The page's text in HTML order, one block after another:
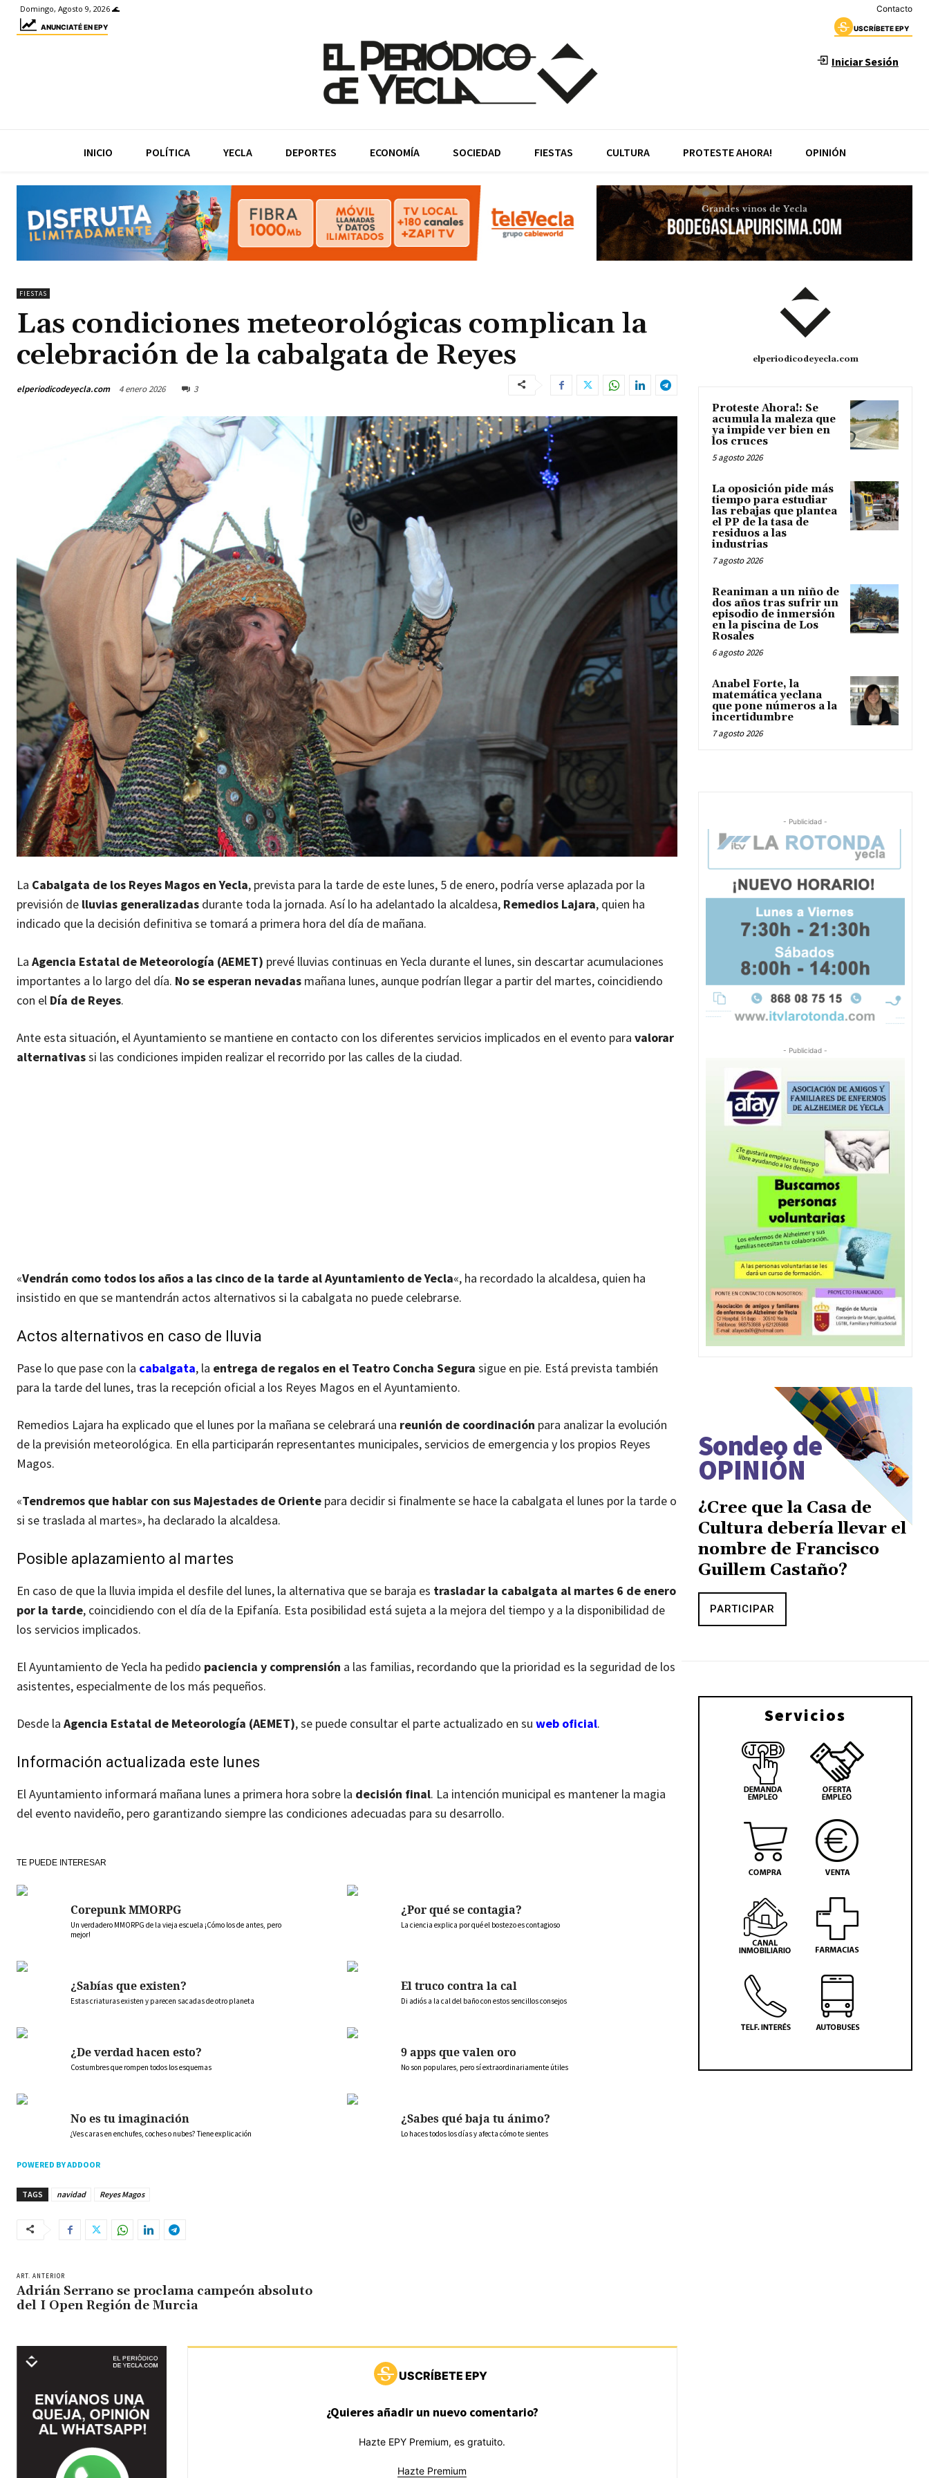
Domingo, Agosto 9, 2026 🌊 Contacto
ANUNCIATÉ EN EPY USCRÍBETE EPY
Iniciar Sesión
INICIO POLÍTICA YECLA DEPORTES ECONOMÍA SOCIEDAD FIESTAS CULTURA PROTESTE AHORA! OPINIÓN
FIESTAS
Las condiciones meteorológicas complican la
celebración de la cabalgata de Reyes
elperiodicodeyecla.com 4 enero 2026 3
La Cabalgata de los Reyes Magos en Yecla, prevista para la tarde de este lunes, 5 de enero, podría verse aplazada por la
previsión de lluvias generalizadas durante toda la jornada. Así lo ha adelantado la alcaldesa, Remedios Lajara, quien ha
indicado que la decisión definitiva se tomará a primera hora del día de mañana.
La Agencia Estatal de Meteorología (AEMET) prevé lluvias continuas en Yecla durante el lunes, sin descartar acumulaciones
importantes a lo largo del día. No se esperan nevadas mañana lunes, aunque podrían llegar a partir del martes, coincidiendo
con el Día de Reyes.
Ante esta situación, el Ayuntamiento se mantiene en contacto con los diferentes servicios implicados en el evento para valorar
alternativassi las condiciones impiden realizar el recorrido por las calles de la ciudad.
«Vendrán como todos los años a las cinco de la tarde al Ayuntamiento de Yecla«, ha recordado la alcaldesa, quien ha
insistido en que se mantendrán actos alternativos si la cabalgata no puede celebrarse.
Actos alternativos en caso de lluvia
Pase lo que pase con la cabalgata, la entrega de regalos en el Teatro Concha Segura sigue en pie. Está prevista también
para la tarde del lunes, tras la recepción oficial a los Reyes Magos en el Ayuntamiento.
Remedios Lajara ha explicado que el lunes por la mañana se celebrará una reunión de coordinación para analizar la evolución
de la previsión meteorológica. En ella participarán representantes municipales, servicios de emergencia y los propios Reyes
Magos.
«Tendremos que hablar con sus Majestades de Oriente para decidir si finalmente se hace la cabalgata el lunes por la tarde o
si se traslada al martes», ha declarado la alcaldesa.
Posible aplazamiento al martes
En caso de que la lluvia impida el desfile del lunes, la alternativa que se baraja es trasladar la cabalgata al martes 6 de enero
por la tarde, coincidiendo con el día de la Epifanía. Esta posibilidad está sujeta a la mejora del tiempo y a la disponibilidad de
los servicios implicados.
El Ayuntamiento de Yecla ha pedido paciencia y comprensión a las familias, recordando que la prioridad es la seguridad de los
asistentes, especialmente de los más pequeños.
Desde la Agencia Estatal de Meteorología (AEMET), se puede consultar el parte actualizado en su web oficial.
Información actualizada este lunes
El Ayuntamiento informará mañana lunes a primera hora sobre la decisión final. La intención municipal es mantener la magia
del evento navideño, pero garantizando siempre las condiciones adecuadas para su desarrollo.
TE PUEDE INTERESAR
Corepunk MMORPG
Un verdadero MMORPG de la vieja escuela ¡Cómo los de antes, pero
mejor!
¿Por qué se contagia?
La ciencia explica por qué el bostezo es contagioso
¿Sabías que existen?
Estas criaturas existen y parecen sacadas de otro planeta
El truco contra la cal
Di adiós a la cal del baño con estos sencillos consejos
¿De verdad hacen esto?
Costumbres que rompen todos los esquemas
9 apps que valen oro
No son populares, pero sí extraordinariamente útiles
No es tu imaginación
¿Ves caras en enchufes, coches o nubes? Tiene explicación
¿Sabes qué baja tu ánimo?
Lo haces todos los días y afecta cómo te sientes
POWERED BY ADDOOR
TAGS navidad Reyes Magos
ART. ANTERIOR
Adrián Serrano se proclama campeón absoluto
del I Open Región de Murcia
USCRÍBETE EPY
¿Quieres añadir un nuevo comentario?
Hazte EPY Premium, es gratuito.
Hazte Premium
elperiodicodeyecla.com
Proteste Ahora!: Se
acumula la maleza que
ya impide ver bien en
los cruces
5 agosto 2026
La oposición pide más
tiempo para estudiar
las rebajas que plantea
el PP de la tasa de
residuos a las
industrias
7 agosto 2026
Reaniman a un niño de
dos años tras sufrir un
episodio de inmersión
en la piscina de Los
Rosales
6 agosto 2026
Anabel Forte, la
matemática yeclana
que pone números a la
incertidumbre
7 agosto 2026
- Publicidad -
- Publicidad -
Sondeo de
OPINIÓN
¿Cree que la Casa de
Cultura debería llevar el
nombre de Francisco
Guillem Castaño?
PARTICIPAR
Servicios